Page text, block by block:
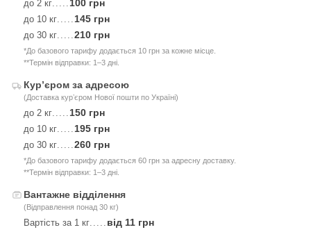
до 2 кг..... 100 грн
до 10 кг..... 145 грн
до 30 кг.....210 грн
*До базового тарифу додається 10 грн за кожне місце.
**Термін відправки: 1–3 дні.
Курʼєром за адресою
(Доставка курʼєром Нової пошти по Україні)
до 2 кг..... 150 грн
до 10 кг..... 195 грн
до 30 кг.....260 грн
*До базового тарифу додається 60 грн за адресну доставку.
**Термін відправки: 1–3 дні.
Вантажне відділення
(Відправлення понад 30 кг)
Вартість за 1 кг..... від 11 грн